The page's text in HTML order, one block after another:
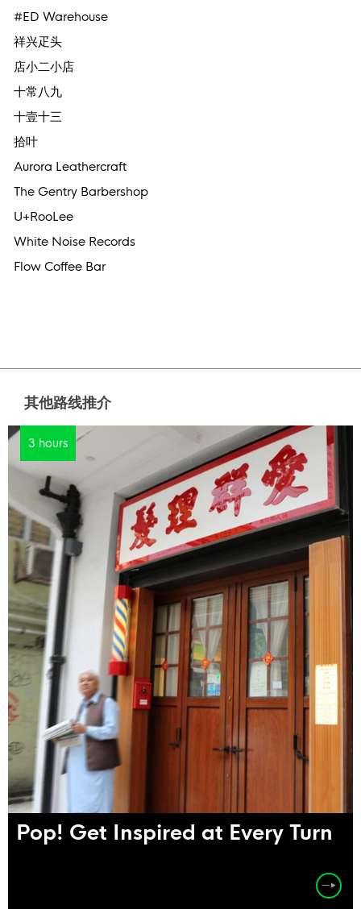
#ED Warehouse
祥兴疋头
店小二小店
十常八九
十壹十三
拾叶
Aurora Leathercraft
The Gentry Barbershop
U+RooLee
White Noise Records
Flow Coffee Bar
其他路线推介
3 hours
Pop! Get Inspired at Every Turn